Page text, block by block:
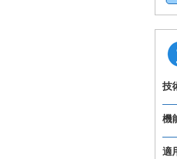
技
機
適